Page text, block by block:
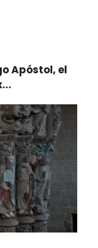
Apóstol, el